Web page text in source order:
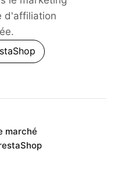
d'affiliation
marché